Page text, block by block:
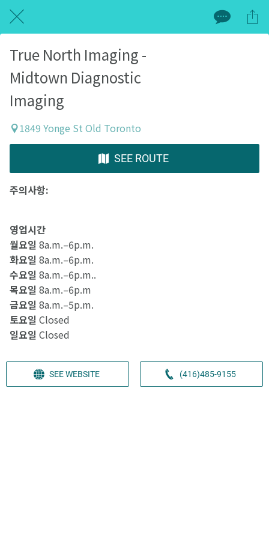
True North Imaging -
Midtown Diagnostic
Imaging
1849 Yonge St Old Toronto
SEE ROUTE
주의사항:
영업시간
월요일 8a.m.–6p.m.
화요일 8a.m.–6p.m.
수요일 8a.m.–6p.m..
목요일 8a.m.–6p.m
금요일 8a.m.–5p.m.
토요일 Closed
일요일 Closed
SEE WEBSITE (416)485-9155